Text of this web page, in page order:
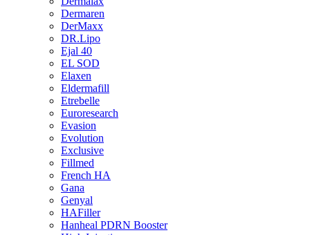
Dermaren
DerMaxx
DR.Lipo
Ejal 40
EL SOD
Elaxen
Eldermafill
Etrebelle
Euroresearch
Evasion
Evolution
Exclusive
Fillmed
French HA
Gana
Genyal
HAFiller
Hanheal PDRN Booster